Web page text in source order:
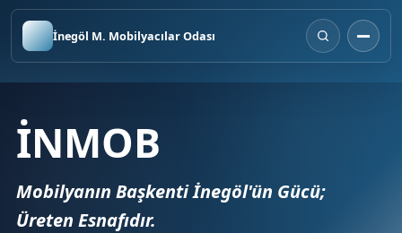
İnegöl M. Mobilyacılar Odası
İNMOB
Mobilyanın Başkenti İnegöl'ün Gücü;
Üreten Esnafıdır.